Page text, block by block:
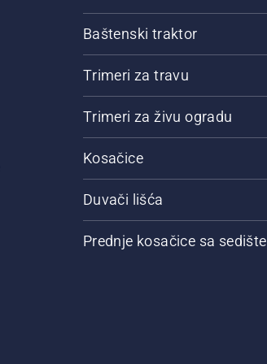
Baštenski traktor
Trimeri za travu
Trimeri za živu ogradu
Kosačice
Duvači lišća
Prednje kosačice sa sedište